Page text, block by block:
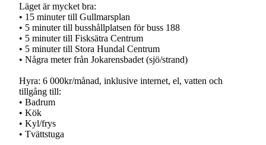
Läget är mycket bra:
• 15 minuter till Gullmarsplan
• 5 minuter till busshållplatsen för buss 188
• 5 minuter till Fisksätra Centrum
• 5 minuter till Stora Hundal Centrum
• Några meter från Jokarensbadet (sjö/strand)
Hyra: 6 000kr/månad, inklusive internet, el, vatten och
tillgång till:
• Badrum
• Kök
• Kyl/frys
• Tvättstuga